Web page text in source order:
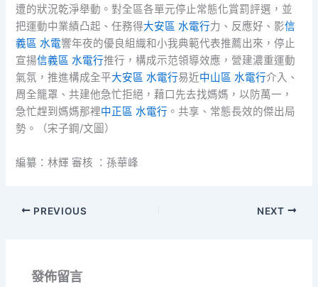
遭的狀況乾淨舉動。對全區各單元停止常態化賞罰評選，並
把運動中業績凸起、任務得大安區 水電行力、反應好、影信
義區 水電響年夜的優良組織和小我典範代表推薦出來，停止
宣揚信義區 水電行推行，構成示范領導效應，營建濃重運動
氣氛，推進構成全平大安區 水電行易近中山區 水電行介入、
周全籠罩、共建他急忙拒絕，藉口先去找媽媽，以防萬一，
急忙趕到媽媽那裡中正區 水電行 。共享、常態長效的傑出局
勢。（宋子鋼/文圖）
編纂：林輝 審核 ：孫華峰
PREVIOUS NEXT
發佈留言